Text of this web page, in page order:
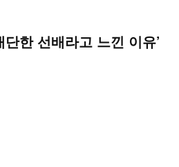
한 선배라고 느낀 이유’